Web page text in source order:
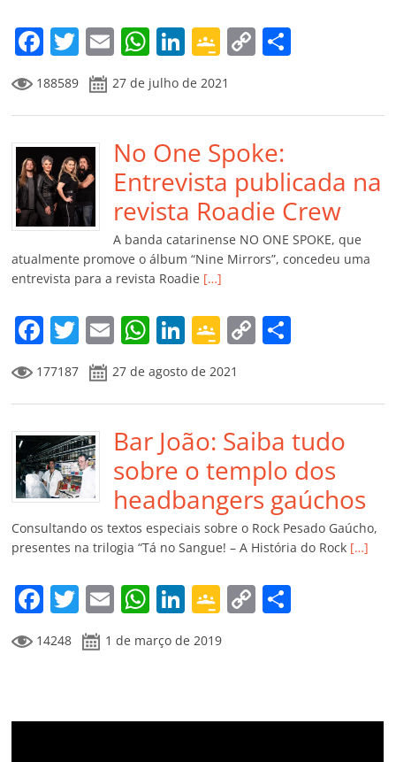
m
F
a
c
e
b
o
o
k
T
w
itt
er
E
m
ai
l
W
h
at
s
A
p
p
Li
n
k
e
dI
n
G
o
o
gl
e
Cl
a
ss
ro
o
m
C
y
Li
n
k
p
til
h
ar
188589 27 de julho de 2021
No One Spoke:
Entrevista publicada na
revista Roadie Crew
A banda catarinense NO ONE SPOKE, que
atualmente promove o álbum “Nine Mirrors”, concedeu uma
entrevista para a revista Roadie […]
F
a
c
e
b
o
o
k
T
w
itt
er
E
m
ai
l
W
at
s
A
p
p
Li
n
k
e
dI
n
G
o
o
gl
e
Cl
a
ss
ro
o
m
C
y
Li
n
k
p
ar
til
h
ar
177187 27 de agosto de 2021
Bar João: Saiba tudo
sobre o templo dos
headbangers gaúchos
Consultando os textos especiais sobre o Rock Pesado Gaúcho,
presentes na trilogia “Tá no Sangue! – A História do Rock […]
F
a
c
b
T
w
itt
E
m
ai
W
at
A
Li
n
k
dI
G
o
o
e
C
Li ar
14248 1 de março de 2019